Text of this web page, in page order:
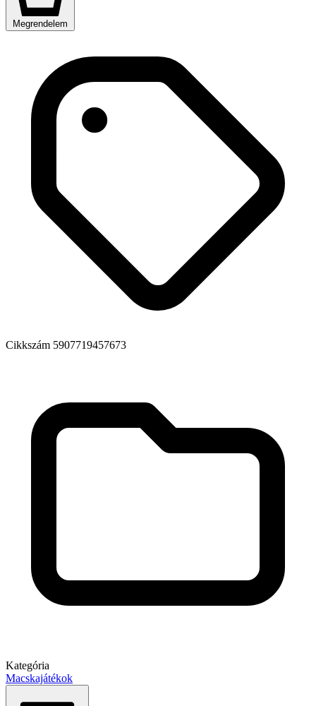
Megrendelem
Cikkszám 5907719457673
Kategória
Macskajátékok